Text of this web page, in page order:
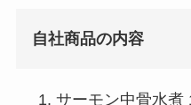
自社商品の内容
サーモン中骨水煮